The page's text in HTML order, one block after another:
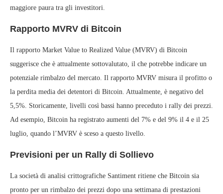
maggiore paura tra gli investitori.
Rapporto MVRV di Bitcoin
Il rapporto Market Value to Realized Value (MVRV) di Bitcoin
suggerisce che è attualmente sottovalutato, il che potrebbe indicare un
potenziale rimbalzo del mercato. Il rapporto MVRV misura il profitto o
la perdita media dei detentori di Bitcoin. Attualmente, è negativo del
5,5%. Storicamente, livelli così bassi hanno preceduto i rally dei prezzi.
Ad esempio, Bitcoin ha registrato aumenti del 7% e del 9% il 4 e il 25
luglio, quando l’MVRV è sceso a questo livello.
Previsioni per un Rally di Sollievo
La società di analisi crittografiche Santiment ritiene che Bitcoin sia
pronto per un rimbalzo dei prezzi dopo una settimana di prestazioni